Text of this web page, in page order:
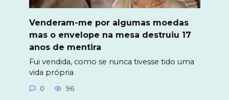
Venderam-me por algumas moedas
mas o envelope na mesa destruiu 17
anos de mentira
Fui vendida, como se nunca tivesse tido uma
vida própria
0 96